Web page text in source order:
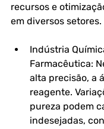
recursos e
em diversos setores.
Indústria
Farmacêutica:
alta precisão, a
reagente.
pureza podem
indesejadas,